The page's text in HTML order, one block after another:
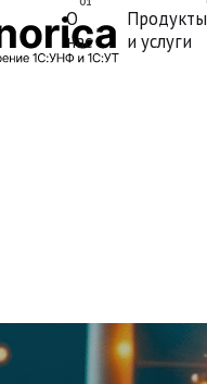
О
нас
Продукты
и услуги